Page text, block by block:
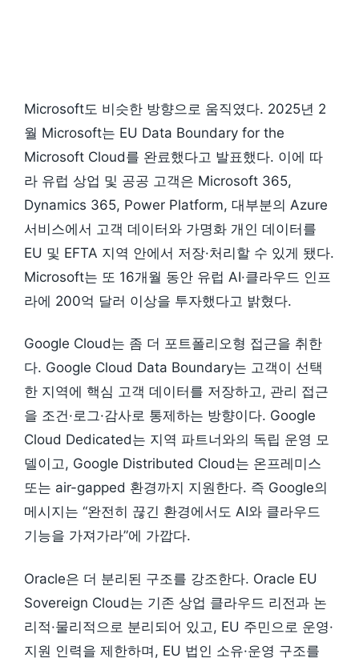
Microsoft도 비슷한 방향으로 움직였다. 2025년 2
월 Microsoft는 EU Data Boundary for the
Microsoft Cloud를 완료했다고 발표했다. 이에 따
라 유럽 상업 및 공공 고객은 Microsoft 365,
Dynamics 365, Power Platform, 대부분의 Azure
서비스에서 고객 데이터와 가명화 개인 데이터를
EU 및 EFTA 지역 안에서 저장·처리할 수 있게 됐다.
Microsoft는 또 16개월 동안 유럽 AI·클라우드 인프
라에 200억 달러 이상을 투자했다고 밝혔다.
Google Cloud는 좀 더 포트폴리오형 접근을 취한
다. Google Cloud Data Boundary는 고객이 선택
한 지역에 핵심 고객 데이터를 저장하고, 관리 접근
을 조건·로그·감사로 통제하는 방향이다. Google
Cloud Dedicated는 지역 파트너와의 독립 운영 모
델이고, Google Distributed Cloud는 온프레미스
또는 air-gapped 환경까지 지원한다. 즉 Google의
메시지는 “완전히 끊긴 환경에서도 AI와 클라우드
기능을 가져가라”에 가깝다.
Oracle은 더 분리된 구조를 강조한다. Oracle EU
Sovereign Cloud는 기존 상업 클라우드 리전과 논
리적·물리적으로 분리되어 있고, EU 주민으로 운영·
지원 인력을 제한하며, EU 법인 소유·운영 구조를